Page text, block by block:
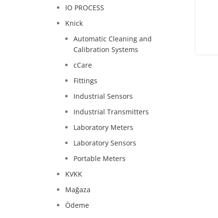
IO PROCESS
Knick
Automatic Cleaning and
Calibration Systems
cCare
Fittings
Industrial Sensors
Industrial Transmitters
Laboratory Meters
Laboratory Sensors
Portable Meters
KVKK
Mağaza
Ödeme